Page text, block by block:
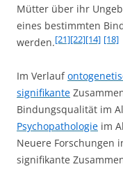
Mütter über ihr
eines bestimmten
werden.[21][22][14] [18]
Im Verlauf
signifikante
Bindungsqualität im
Psychopathologie im
Neuere Forschungen
signifikante